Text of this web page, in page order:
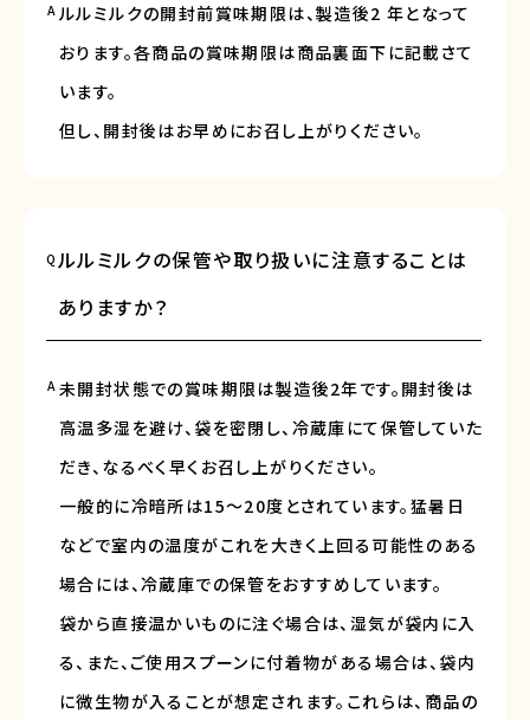
A ルルミルクの開封前賞味期限は、製造後2 年となって
おります。各商品の賞味期限は商品裏面下に記載さて
います。
但し、開封後はお早めにお召し上がりください。
Q ルルミルクの保管や取り扱いに注意することは
ありますか？
A 未開封状態での賞味期限は製造後2年です。開封後は
高温多湿を避け、袋を密閉し、冷蔵庫にて保管していた
だき、なるべく早くお召し上がりください。
一般的に冷暗所は15〜20度とされています。猛暑日
などで室内の温度がこれを大きく上回る可能性のある
場合には、冷蔵庫での保管をおすすめしています。
袋から直接温かいものに注ぐ場合は、湿気が袋内に入
る、また、ご使用スプーンに付着物がある場合は、袋内
に微生物が入ることが想定されます。これらは、商品の